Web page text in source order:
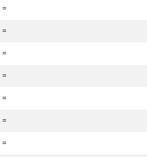
= 12:00 صباحاً
= 01:00 صباحاً
= 02:00 صباحاً
= 03:00 صباحاً
= 04:00 صباحاً
= 05:00 صباحاً
= 06:00 صباحاً